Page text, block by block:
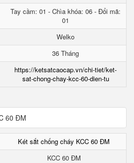
Tay cầm: 01 - Chìa khóa: 06 - Đổi mã:
01
Welko
36 Tháng
https://ketsatcaocap.vn/chi-tiet/ket-
sat-chong-chay-kcc-60-dien-tu
Két sắt chống cháy KCC 60 ĐM
KCC 60 ĐM